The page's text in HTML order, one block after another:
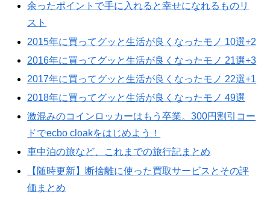
余ったポイントで手に入れると幸せになれるものリ
スト
2015年に買ってグッと生活が良くなったモノ 10選+2
2016年に買ってグッと生活が良くなったモノ 21選+3
2017年に買ってグッと生活が良くなったモノ 22選+1
2018年に買ってグッと生活が良くなったモノ 49選
激混みのコインロッカーはもう卒業。300円割引コー
ドでecbo cloakをはじめよう！
車中泊の旅など、これまでの旅行記まとめ
【随時更新】断捨離に使った買取サービスとその評
価まとめ